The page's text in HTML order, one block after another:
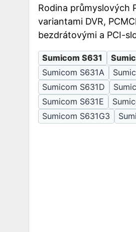
Rodina průmyslových
variantami DVR,
bezdrátovými a PCI-
Sumicom S631
Sumicom S631A
Sumicom S631D
Sumicom S631E
Sumicom S631G3